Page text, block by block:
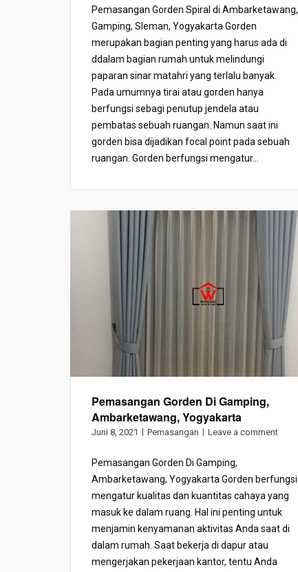
Pemasangan Gorden Spiral di Ambarketawang,
Gamping, Sleman, Yogyakarta Gorden
merupakan bagian penting yang harus ada di
ddalam bagian rumah untuk melindungi
paparan sinar matahri yang terlalu banyak.
Pada umumnya tirai atau gorden hanya
berfungsi sebagi penutup jendela atau
pembatas sebuah ruangan. Namun saat ini
gorden bisa dijadikan focal point pada sebuah
ruangan. Gorden berfungsi mengatur...
Pemasangan Gorden Di Gamping,
Ambarketawang, Yogyakarta
Juni 8, 2021 Pemasangan Leave a comment
Pemasangan Gorden Di Gamping,
Ambarketawang, Yogyakarta Gorden berfungsi
mengatur kualitas dan kuantitas cahaya yang
masuk ke dalam ruang. Hal ini penting untuk
menjamin kenyamanan aktivitas Anda saat di
dalam rumah. Saat bekerja di dapur atau
mengerjakan pekerjaan kantor, tentu Anda